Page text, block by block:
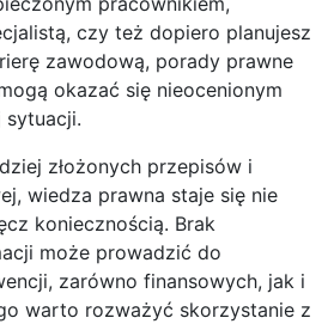
czy też dopiero planujesz
zawodową, porady prawne
okazać się nieocenionym
sytuacji.
złożonych przepisów i
wiedza prawna staje się nie
koniecznością. Brak
może prowadzić do
zarówno finansowych, jak i
warto rozważyć skorzystanie z